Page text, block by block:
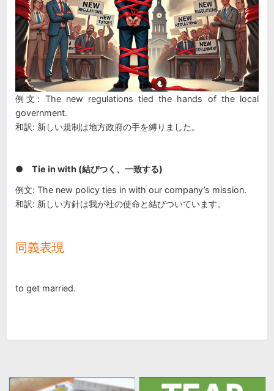
例文: The new regulations tied the hands of the local
government.
和訳: 新しい規制は地方政府の手を縛りました。
● Tie in with (結びつく、一致する)
例文: The new policy ties in with our company’s mission.
和訳: 新しい方針は我が社の使命と結びついています。
同義表現
to get married.